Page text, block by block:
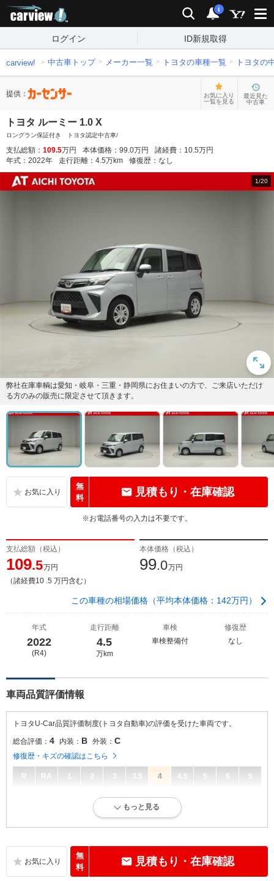
検索 通知
i
ログイン ID新規取得
carview! 中古車トップ メーカー一覧 トヨタの車種一覧 トヨタの
提供：
お気に入り
一覧を見る
最近見た
中古車
トヨタ ルーミー 1.0 X
ロングラン保証付き トヨタ認定中古車/
支払総額： 109.5万円 本体価格： 99.0万円 諸経費： 10.5万円
年式： 2022年 走行距離： 4.5万km 修復歴： なし
1/20
弊社在庫車輌は愛知・岐阜・三重・静岡県にお住まいの方で、ご来店いただけ
る方のみの販売に限定させて頂きます。
無
料
見積もり・在庫確認
※お電話番号の入力は不要です。
支払総額（税込）
109.5万円
（諸経費10 .5 万円含む）
本体価格（税込）
99.0万円
この車種の相場価格（平均本体価格：142万円）
年式
2022
(R4)
走行距離
4.5
万km
車検
車検整備付
修復歴
なし
車両品質評価情報
トヨタU-Car品質評価制度(トヨタ自動車)の評価を受けた車両です。
総合評価： 4 内装： B 外装： C
修復歴・キズの確認はこちら
R RA 1 2 3 3.5 4 4.5 5 6 S
キズ、へこみが少なく、全体的に良好な状態です。
いたみ、汚れなどは少なく、全体的に良好な状態です。
もっと見る
無
料
見積もり・在庫確認